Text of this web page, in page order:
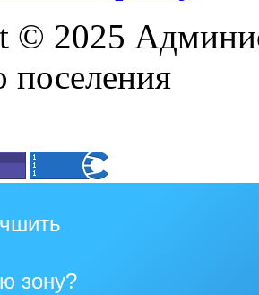
© 2025
поселения
зону?